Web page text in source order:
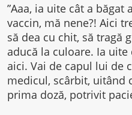
”Aaa, ia uite cât a băgat
vaccin, mă nene?! Aici
să dea cu chit, să tragă
aducă la culoare. Ia
aici. Vai de capul lui de
medicul, scârbit, uitând
prima doză, potrivit